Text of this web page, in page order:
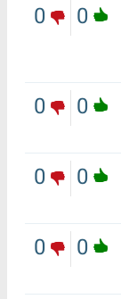
0
0
0
0
0
0
0
0